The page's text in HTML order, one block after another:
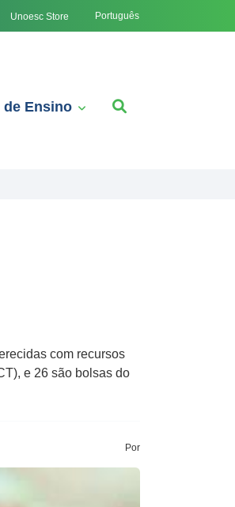
Unoesc Store Português
de Ensino
com recursos
e 26 são bolsas do
Por